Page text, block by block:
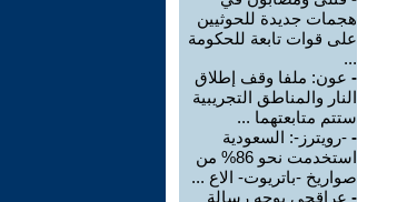
هجمات جديدة للحوثيين
على قوات تابعة للحكومة
...
- عون: ملفا وقف إطلاق
النار والمناطق التجريبية
ستتم متابعتهما ...
- -رويترز-: السعودية
استخدمت نحو 86% من
صواريخ -باتريوت- الاع ...
- عراقجي يوجه رسالة